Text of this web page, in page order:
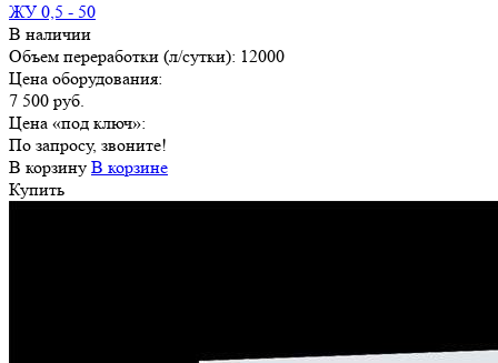
ЖУ 0,5 - 50
В наличии
Объем переработки (л/сутки): 12000
Цена оборудования:
7 500 руб.
Цена «под ключ»:
По запросу, звоните!
В корзину В корзине
Купить